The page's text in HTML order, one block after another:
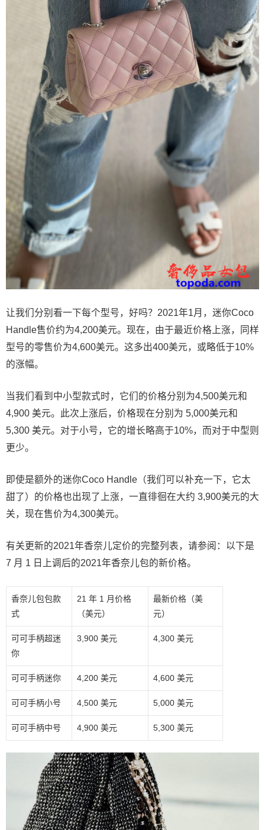
让我们分别看一下每个型号，好吗？2021年1月，迷你Coco
Handle售价约为4,200美元。现在，由于最近价格上涨，同样
型号的零售价为4,600美元。这多出400美元，或略低于10%
的涨幅。
当我们看到中小型款式时，它们的价格分别为4,500美元和
4,900 美元。此次上涨后，价格现在分别为 5,000美元和
5,300 美元。对于小号，它的增长略高于10%，而对于中型则
更少。
即使是额外的迷你Coco Handle（我们可以补充一下，它太
甜了）的价格也出现了上涨，一直徘徊在大约 3,900美元的大
关，现在售价为4,300美元。
有关更新的2021年香奈儿定价的完整列表，请参阅：以下是
7 月 1 日上调后的2021年香奈儿包的新价格。
香奈儿包包款
式
21 年 1 月价格
（美元）
最新价格（美
元）
可可手柄超迷
你
3,900 美元 4,300 美元
可可手柄迷你 4,200 美元 4,600 美元
可可手柄小号 4,500 美元 5,000 美元
可可手柄中号 4,900 美元 5,300 美元